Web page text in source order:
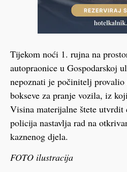
Tijekom noći 1. rujna na
autopraonice u Gospodarskoj
nepoznati je počinitelj
bokseve za pranje vozila, iz
Visina materijalne štete utvrdit
policija nastavlja rad na
kaznenog djela.
FOTO ilustracija